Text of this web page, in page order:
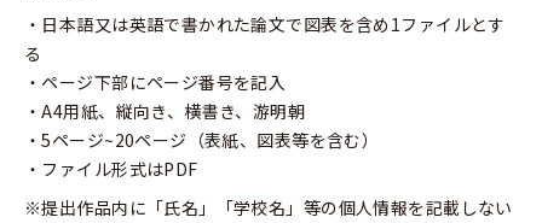
・日本語又は英語で書かれた論文で図表を含め1ファイルとす
る
・ページ下部にページ番号を記入
・A4用紙、縦向き、横書き、游明朝
・5ページ~20ページ（表紙、図表等を含む）
・ファイル形式はPDF
※提出作品内に「氏名」「学校名」等の個人情報を記載しない